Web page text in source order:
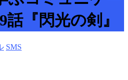
『閃光の剣』
SMS